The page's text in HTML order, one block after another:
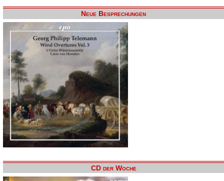
Neue Besprechungen
CD der Woche